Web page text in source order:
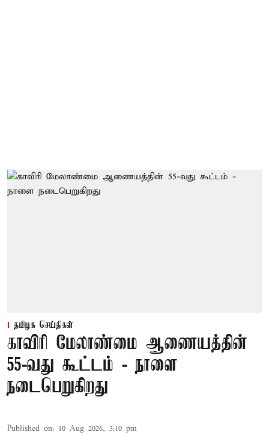
தமிழக செய்திகள்
காவிரி மேலாண்மை ஆணையத்தின்
55-வது கூட்டம் - நாளை
நடைபெறுகிறது
Published on: 10 Aug 2026, 3:10 pm